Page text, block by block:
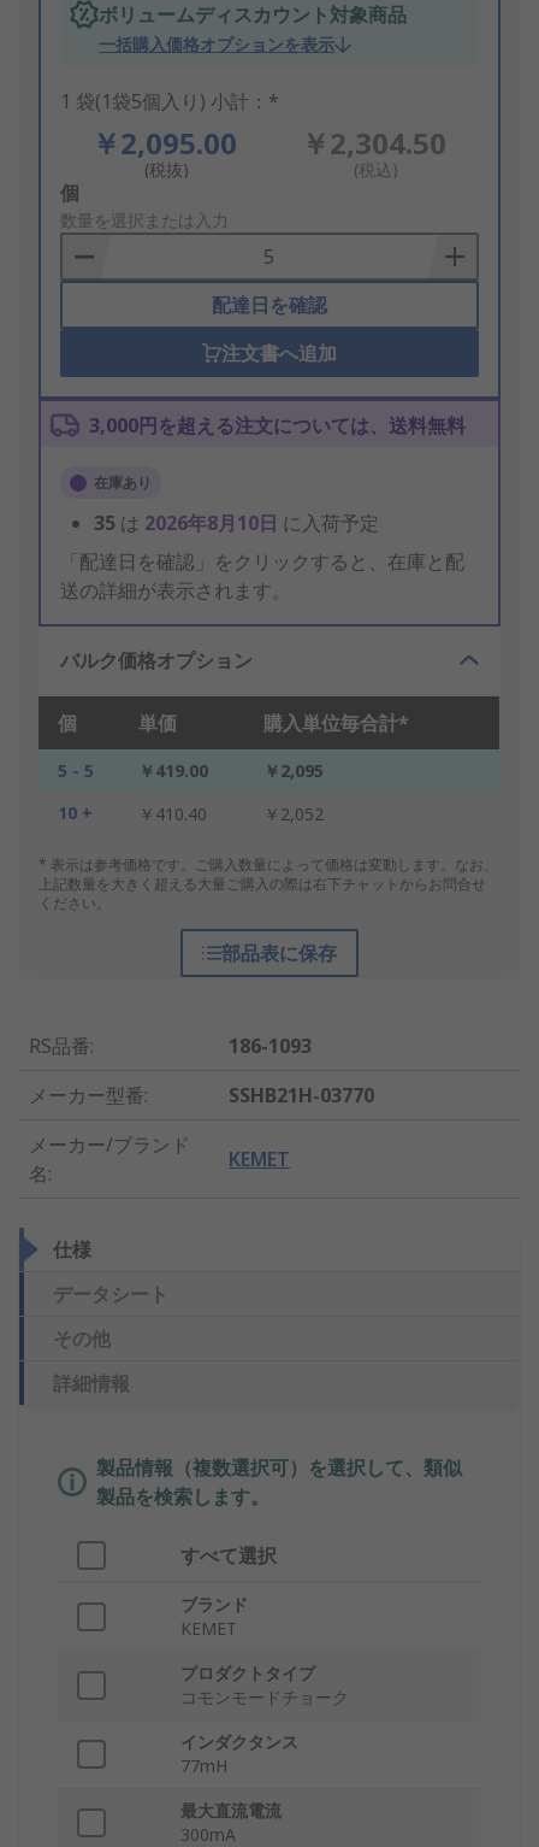
ボリュームディスカウント対象商品
一括購入価格オプションを表示
1 袋(1袋5個入り) 小計：*
￥2,095.00
(税抜)
￥2,304.50
(税込)
Add
to
Basket
個
数量を選択または入力
配達日を確認
注文書へ追加
3,000円を超える注文については、送料無料
在庫あり
35 は 2026年8月10日 に入荷予定
「配達日を確認」をクリックすると、在庫と配
送の詳細が表示されます。
バルク価格オプション
個 単価 購入単位毎合計*
5 - 5 ￥419.00
￥2,095
10 +
￥410.40 ￥2,052
* 表示は参考価格です。ご購入数量によって価格は変動します。なお、
上記数量を大きく超える大量ご購入の際は右下チャットからお問合せ
ください。
部品表に保存
RS品番:
186-1093
メーカー型番:
SSHB21H-03770
メーカー/ブランド
名:
KEMET
仕様
データシート
その他
詳細情報
製品情報（複数選択可）を選択して、類似
製品を検索します。
すべて選択
ブランド
KEMET
プロダクトタイプ
コモンモードチョーク
インダクタンス
77mH
最大直流電流
300mA